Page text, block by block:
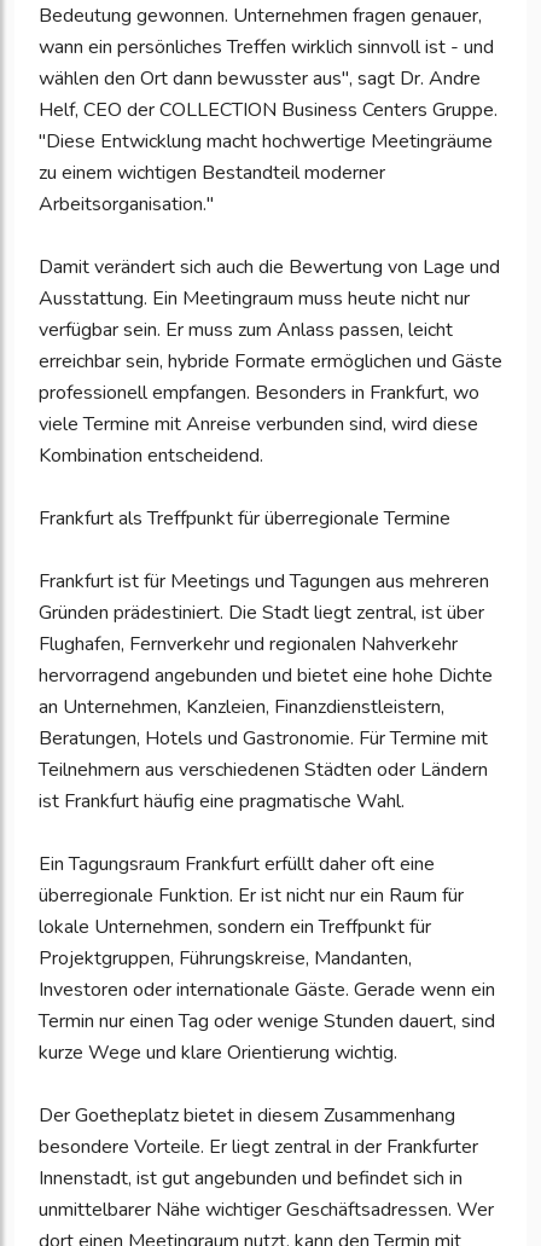
Bedeutung gewonnen. Unternehmen fragen genauer,
wann ein persönliches Treffen wirklich sinnvoll ist - und
wählen den Ort dann bewusster aus", sagt Dr. Andre
Helf, CEO der COLLECTION Business Centers Gruppe.
"Diese Entwicklung macht hochwertige Meetingräume
zu einem wichtigen Bestandteil moderner
Arbeitsorganisation."
Damit verändert sich auch die Bewertung von Lage und
Ausstattung. Ein Meetingraum muss heute nicht nur
verfügbar sein. Er muss zum Anlass passen, leicht
erreichbar sein, hybride Formate ermöglichen und Gäste
professionell empfangen. Besonders in Frankfurt, wo
viele Termine mit Anreise verbunden sind, wird diese
Kombination entscheidend.
Frankfurt als Treffpunkt für überregionale Termine
Frankfurt ist für Meetings und Tagungen aus mehreren
Gründen prädestiniert. Die Stadt liegt zentral, ist über
Flughafen, Fernverkehr und regionalen Nahverkehr
hervorragend angebunden und bietet eine hohe Dichte
an Unternehmen, Kanzleien, Finanzdienstleistern,
Beratungen, Hotels und Gastronomie. Für Termine mit
Teilnehmern aus verschiedenen Städten oder Ländern
ist Frankfurt häufig eine pragmatische Wahl.
Ein Tagungsraum Frankfurt erfüllt daher oft eine
überregionale Funktion. Er ist nicht nur ein Raum für
lokale Unternehmen, sondern ein Treffpunkt für
Projektgruppen, Führungskreise, Mandanten,
Investoren oder internationale Gäste. Gerade wenn ein
Termin nur einen Tag oder wenige Stunden dauert, sind
kurze Wege und klare Orientierung wichtig.
Der Goetheplatz bietet in diesem Zusammenhang
besondere Vorteile. Er liegt zentral in der Frankfurter
Innenstadt, ist gut angebunden und befindet sich in
unmittelbarer Nähe wichtiger Geschäftsadressen. Wer